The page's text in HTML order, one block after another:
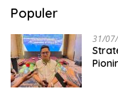
Populer
31/